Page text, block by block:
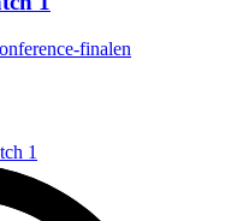
finalen